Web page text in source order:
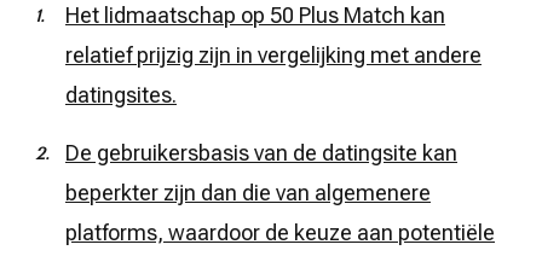
Het lidmaatschap op 50 Plus Match kan
relatief prijzig zijn in vergelijking met andere
datingsites.
De gebruikersbasis van de datingsite kan
beperkter zijn dan die van algemenere
platforms, waardoor de keuze aan potentiële